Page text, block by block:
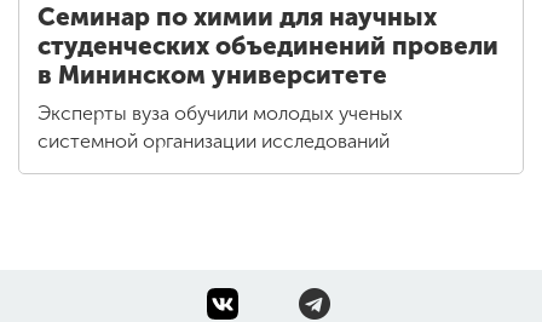
Семинар по химии для научных
студенческих объединений провели
в Мининском университете
Эксперты вуза обучили молодых ученых
системной организации исследований